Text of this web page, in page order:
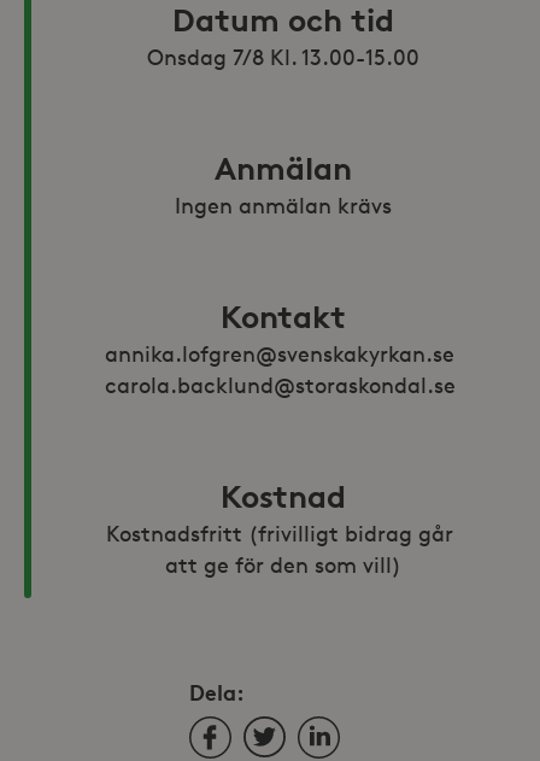
Datum och tid
Onsdag 7/8 Kl. 13.00-15.00
Anmälan
Ingen anmälan krävs
Kontakt
annika.lofgren@svenskakyrkan.se
carola.backlund@storaskondal.se
Kostnad
Kostnadsfritt (frivilligt bidrag går
att ge för den som vill)
Dela:
FacebookTwitterLinkedIn